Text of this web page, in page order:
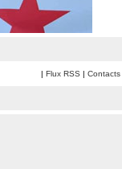
| Flux RSS | Contacts